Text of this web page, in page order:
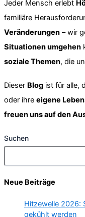
Jeder Mensch erlebt
familiäre
Veränderungen – wir
Situationen umgehen
soziale Themen, die
Dieser Blog ist für alle,
oder ihre eigene
freuen uns auf den
Suchen
Neue Beiträge
Hitzewelle 2026:
gekühlt werden